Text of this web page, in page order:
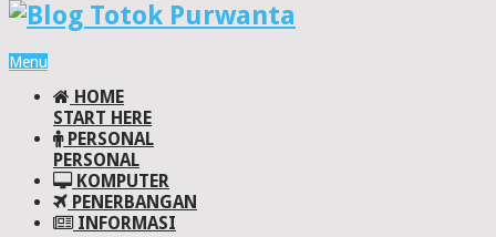
Menu
HOME
START HERE
PERSONAL
PERSONAL
KOMPUTER
PENERBANGAN
INFORMASI